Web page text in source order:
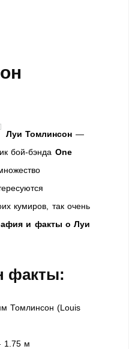
Луи Томлинсон —
бой-бэнда One
кумиров, так очень
и факты о Луи
факты:
Томлинсон (Louis
м